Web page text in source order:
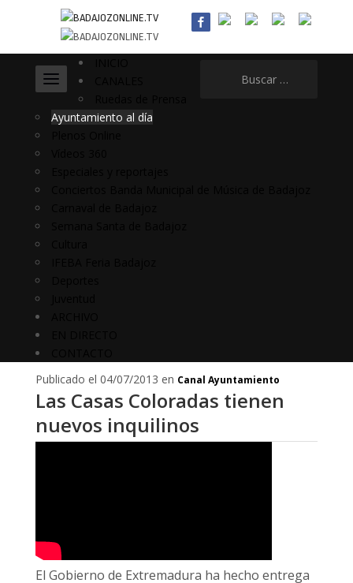
Ayuntamiento al día
Publicado el 04/07/2013 en Canal Ayuntamiento
Las Casas Coloradas tienen
nuevos inquilinos
El Gobierno de Extremadura ha hecho entrega